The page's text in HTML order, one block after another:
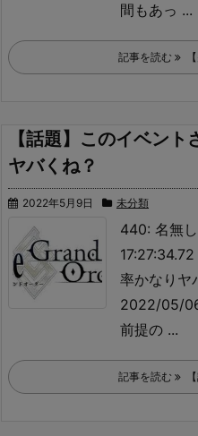
間もあっ ...
記事を読む
【話題】このイベン
ヤバくね？
2022年5月9日 未分類
440: 名無
率かなりヤ
2022/05/
前提の ...
記事を読む